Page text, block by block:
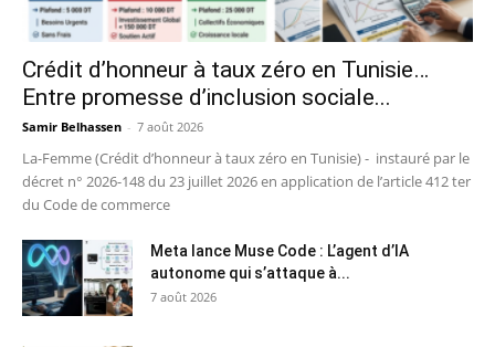
Crédit d’honneur à taux zéro en Tunisie…
Entre promesse d’inclusion sociale...
Samir Belhassen - 7 août 2026
La-Femme (Crédit d’honneur à taux zéro en Tunisie) - instauré par le
décret n° 2026-148 du 23 juillet 2026 en application de l’article 412 ter
du Code de commerce
Meta lance Muse Code : L’agent d’IA
autonome qui s’attaque à...
7 août 2026